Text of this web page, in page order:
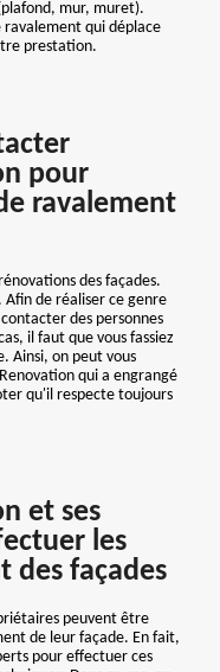
mur, muret).
ravalement qui déplace
prestation.
pour
ravalement
des façades.
Afin de réaliser ce genre
des personnes
il faut que vous fassiez
Ainsi, on peut vous
qui a engrangé
qu'il respecte toujours
et ses
les
des façades
peuvent être
de leur façade. En fait,
pour effectuer ces